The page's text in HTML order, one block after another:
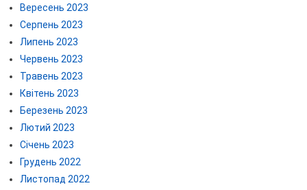
Вересень 2023
Серпень 2023
Липень 2023
Червень 2023
Травень 2023
Квітень 2023
Березень 2023
Лютий 2023
Січень 2023
Грудень 2022
Листопад 2022